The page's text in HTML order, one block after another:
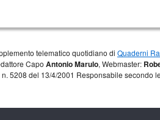
telematico quotidiano di Quaderni
Capo Antonio Marulo, Webmaster:
5208 del 13/4/2001 Responsabile secondo